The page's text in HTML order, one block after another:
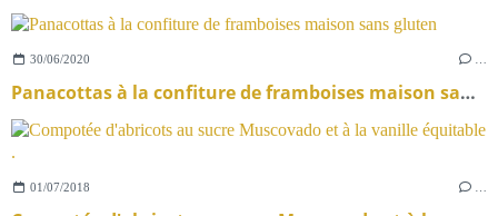
30/06/2020
Panacottas à la confiture de framboises maison sans gluten
01/07/2018